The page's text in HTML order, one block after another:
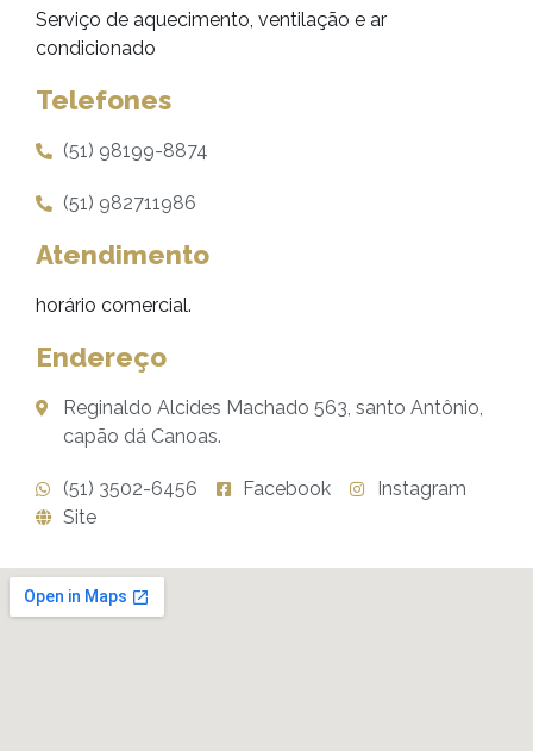
Serviço de aquecimento, ventilação e ar
condicionado
Telefones
(51) 98199-8874
(51) 982711986
Atendimento
horário comercial.
Endereço
Reginaldo Alcides Machado 563, santo Antônio,
capão dá Canoas.
(51) 3502-6456 Facebook
Instagram
Site